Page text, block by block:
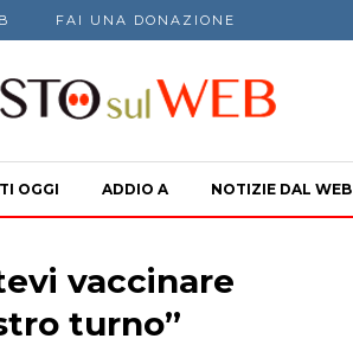
FAI UNA DONAZIONE
OGGI ADDIO A NOTIZIE DAL WEB
vaccinare
turno”